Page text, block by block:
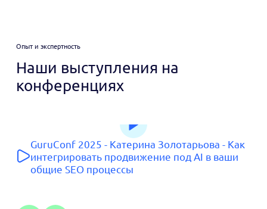
Опыт и экспертность
Наши выступления на
конференциях
GuruConf 2025 - Катерина Золотарьова - Как
интегрировать продвижение под AI в ваши
общие SEO процессы